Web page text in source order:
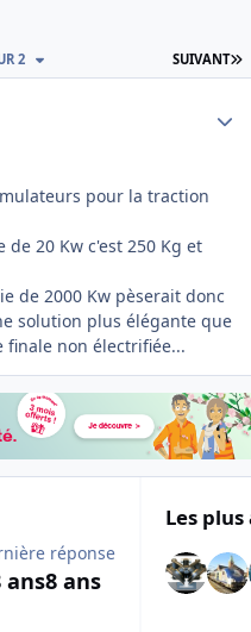
SUIVANT
2
pour la traction
20 Kw c'est 250 Kg et
de 2000 Kw pèserait donc
solution plus élégante que
non électrifiée...
réponse
ans8 ans
Les